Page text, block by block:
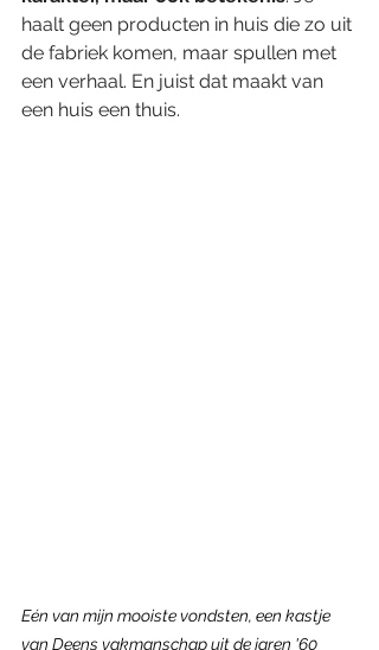
haalt geen producten in huis die zo uit
de fabriek komen, maar spullen met
een verhaal. En juist dat maakt van
een huis een thuis.
Eén van mijn mooiste vondsten, een kastje
van Deens vakmanschap uit de jaren '60